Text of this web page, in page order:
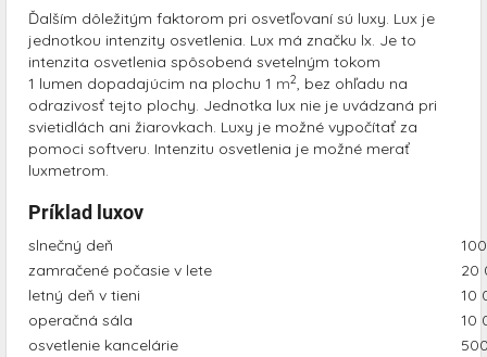
Ďalším dôležitým faktorom pri osvetľovaní sú luxy. Lux je
jednotkou intenzity osvetlenia. Lux má značku lx. Je to
intenzita osvetlenia spôsobená svetelným tokom
1 lumen dopadajúcim na plochu 1 m2, bez ohľadu na
odrazivosť tejto plochy. Jednotka lux nie je uvádzaná pri
svietidlách ani žiarovkach. Luxy je možné vypočítať za
pomoci softveru. Intenzitu osvetlenia je možné merať
luxmetrom.
Príklad luxov
slnečný deň
zamračené počasie v lete
20
letný deň v tieni
10
operačná sála
10
osvetlenie kancelárie